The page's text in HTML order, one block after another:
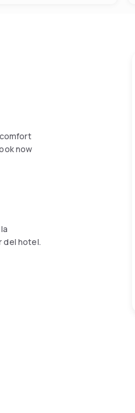
now
del hotel.